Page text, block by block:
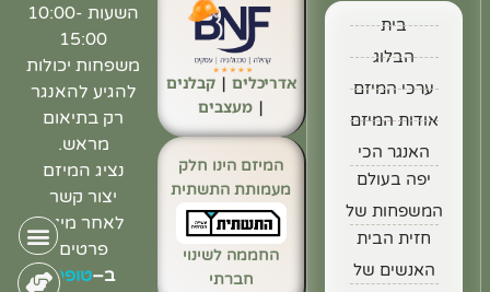
בית
הבלוג
ערכי המיזם
אודות המיזם
האנגר הכי
יפה בעולם
המשפחות של
חזית הבית
האנשים של
השעות 10:00-
15:00
משפחות יכולות
להגיע להאנגר
רק בתיאום
מראש.
נציג המיזם
יצור קשר
לאחר מילוי
פרטים
ב–טופס
אדריכלים | קבלנים
|מעצבים
המיזם הינו חלק
מעמותת התשתית
החממה לשינוי
חברתי